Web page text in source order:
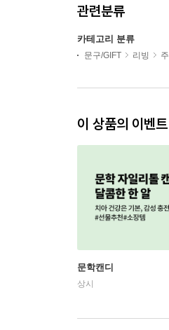
관련분류
카테고리 분류
문구/GIFT 리빙
이 상품의 이벤트
문학캔디
상시